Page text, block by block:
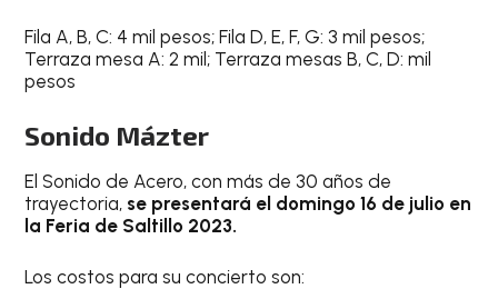
Fila A, B, C: 4 mil pesos; Fila D, E, F, G: 3 mil pesos;
Terraza mesa A: 2 mil; Terraza mesas B, C, D: mil
pesos
Sonido Mázter
El Sonido de Acero, con más de 30 años de
trayectoria, se presentará el domingo 16 de julio en
la Feria de Saltillo 2023.
Los costos para su concierto son: